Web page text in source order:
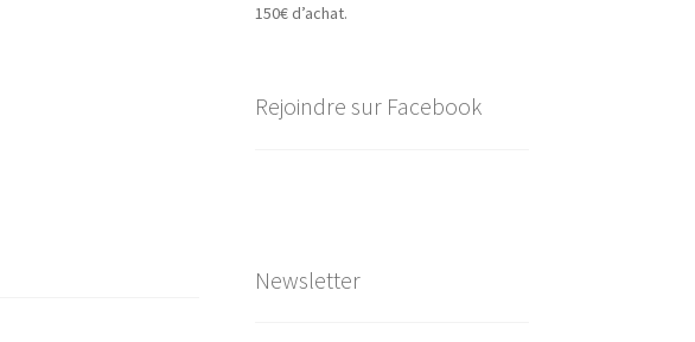
150€ d’achat.
Rejoindre sur Facebook
Newsletter